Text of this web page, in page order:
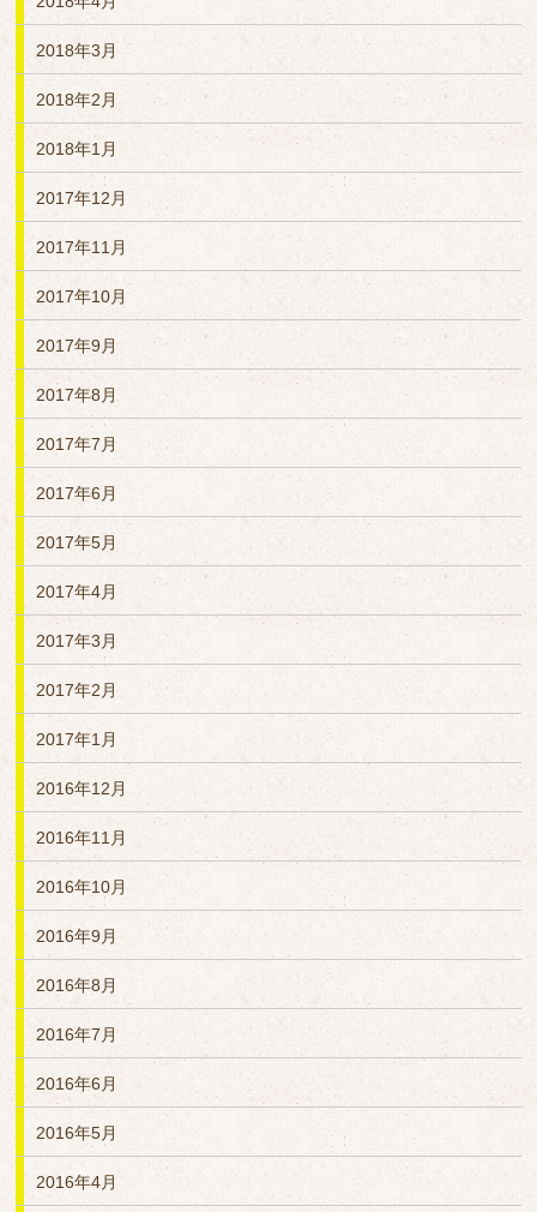
2018年3月
2018年2月
2018年1月
2017年12月
2017年11月
2017年10月
2017年9月
2017年8月
2017年7月
2017年6月
2017年5月
2017年4月
2017年3月
2017年2月
2017年1月
2016年12月
2016年11月
2016年10月
2016年9月
2016年8月
2016年7月
2016年6月
2016年5月
2016年4月